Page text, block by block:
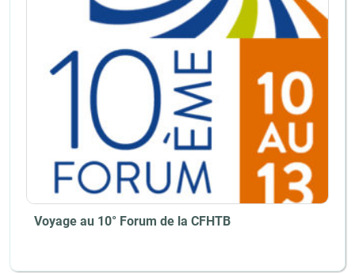
Voyage au 10° Forum de la CFHTB